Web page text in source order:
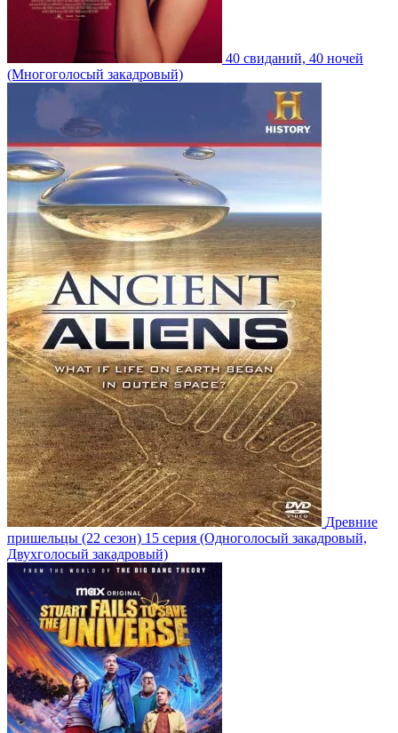
40 свиданий, 40 ночей
(Многоголосый закадровый)
Древние
пришельцы (22 сезон) 15 серия (Одноголосый закадровый,
Двухголосый закадровый)